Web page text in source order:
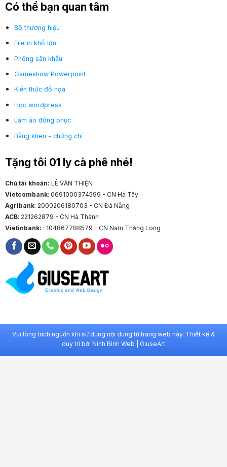
Có thể bạn quan tâm
Bộ thương hiệu
File in khổ lớn
Phông sân khấu
Gameshow Powerpoint
Kiến thức đồ họa
Học wordpress
Làm áo đồng phục
Bằng khen - chứng chỉ
Tặng tôi 01 ly cà phê nhé!
Chủ tài khoản: LÊ VĂN THIỆN
Vietcombank: 0691000374599 - CN Hà Tây
Agribank: 2000206180703 - CN Đà Nẵng
ACB: 221262879 - CN Hà Thành
Vietinbank: : 104867788579 - CN Nam Thăng Long
Vui lòng trích nguồn khi sử dụng nội dung từ trang web này. Thiết kế &
duy trì bởi Ninh Bình Web GiuseArt